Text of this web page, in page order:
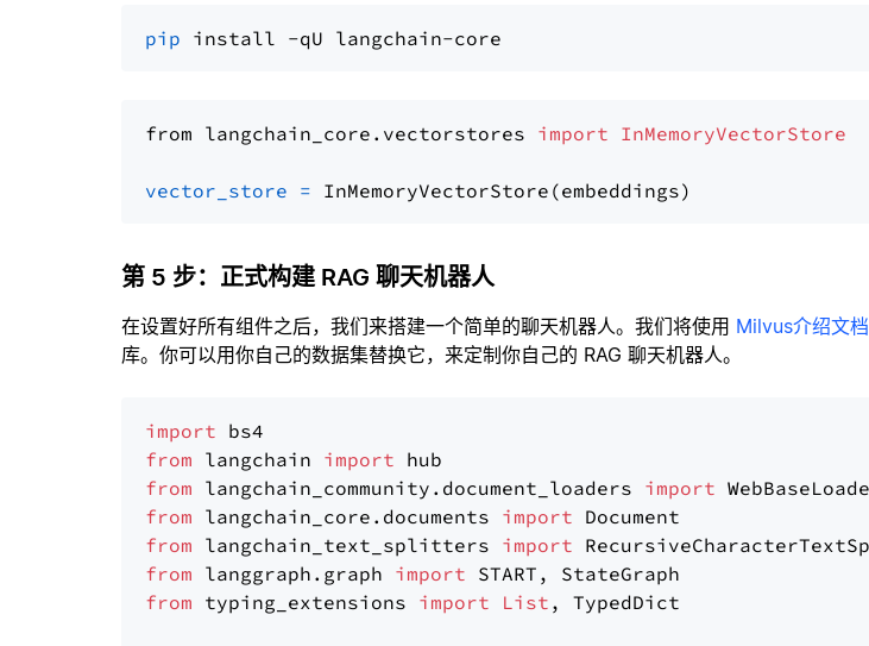
pip
from langchain_core.vectorstores import InMemoryVectorStore
vector_store =
第 5 步：正式构建 RAG 聊天机器人
在设置好所有组件之后，我们来搭建一个简单的聊天机器人。我们将使用 Milvus介绍文档
库。你可以用你自己的数据集替换它，来定制你自己的 RAG 聊天机器人。
import
from langchain import
from langchain_community.document_loaders import
from langchain_core.documents import
from langchain_text_splitters import
from langgraph.graph import
from typing_extensions import List , TypedDict